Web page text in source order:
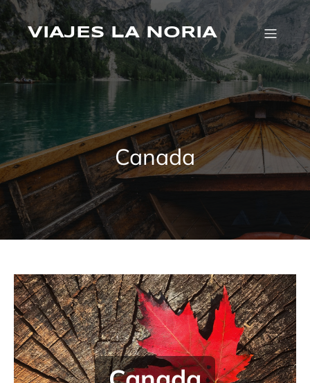
Saltar
contenidoVIAJES LA NORIA
Canada